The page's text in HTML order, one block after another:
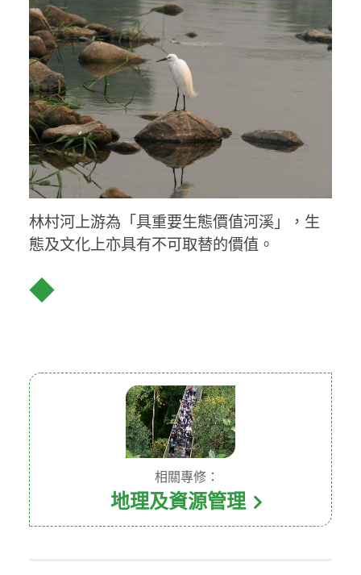
林村河上游為「具重要生態價值河溪」，生
態及文化上亦具有不可取替的價值。
◆
相關專修：
地理及資源管理